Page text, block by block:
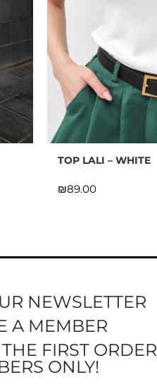
TOP LALI – WHITE
₪
NEWSLETTER
A MEMBER
FIRST ORDER
ONLY!